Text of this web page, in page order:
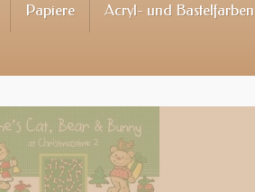
Papiere Acryl- und Bastelfarben